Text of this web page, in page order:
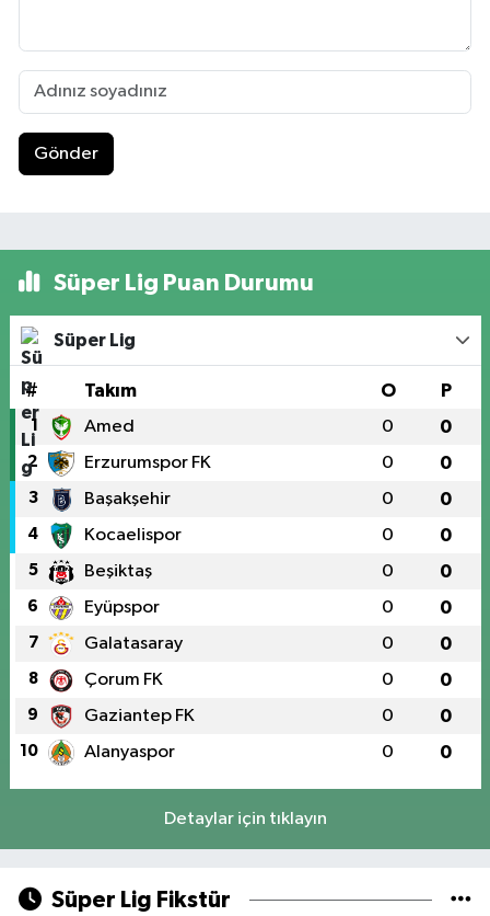
Gönder
Süper Lig Puan Durumu
Süper Lig
# Takım O P
1 Amed 0 0
2 Erzurumspor FK 0 0
3 Başakşehir 0 0
4 Kocaelispor 0 0
5 Beşiktaş 0 0
6 Eyüpspor 0 0
7 Galatasaray 0 0
8 Çorum FK 0 0
9 Gaziantep FK 0 0
10 Alanyaspor 0 0
Detaylar için tıklayın
Süper Lig Fikstür